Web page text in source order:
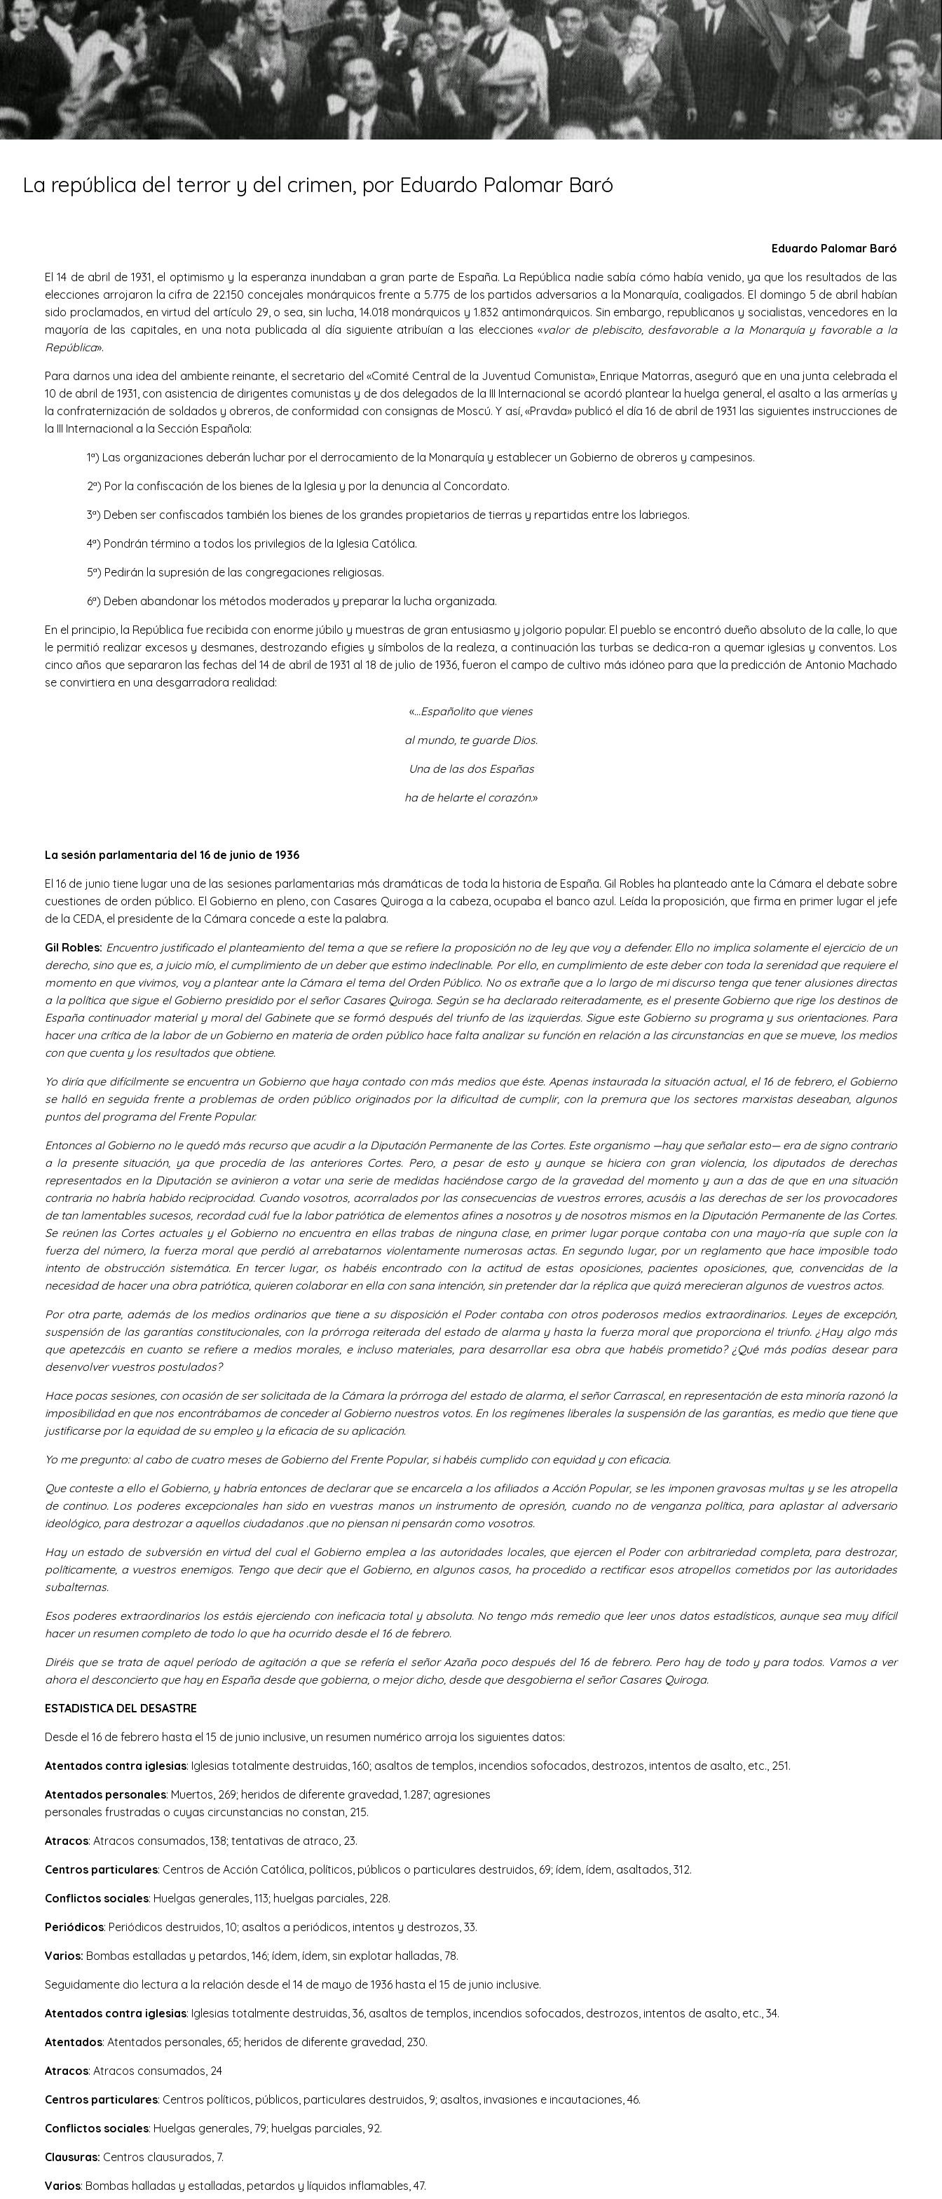
La república del terror y del crimen, por Eduardo Palomar Baró
Eduardo Palomar Baró
El 14 de abril de 1931, el optimismo y la esperanza inundaban a gran parte de España. La República nadie sabía cómo había venido, ya que los resultados de las
elecciones arrojaron la cifra de 22.150 concejales monárquicos frente a 5.775 de los partidos adversarios a la Monarquía, coaligados. El domingo 5 de abril habían
sido proclamados, en virtud del artículo 29, o sea, sin lucha, 14.018 monárquicos y 1.832 antimonárquicos. Sin embargo, republicanos y socialistas, vencedores en la
mayoría de las capitales, en una nota publicada al día siguiente atribuían a las elecciones «valor de plebiscito, desfavorable a la Monarquía y favorable a la
República».
Para darnos una idea del ambiente reinante, el secretario del «Comité Central de la Juventud Comunista», Enrique Matorras, aseguró que en una junta celebrada el
10 de abril de 1931, con asistencia de dirigentes comunistas y de dos delegados de la III Internacional se acordó plantear la huelga general, el asalto a las armerías y
la confraternización de soldados y obreros, de conformidad con consignas de Moscú. Y así, «Pravda» publicó el día 16 de abril de 1931 las siguientes instrucciones de
la III Internacional a la Sección Española:
1ª) Las organizaciones deberán luchar por el derrocamiento de la Monarquía y establecer un Gobierno de obreros y campesinos.
2ª) Por la confiscación de los bienes de la Iglesia y por la denuncia al Concordato.
3ª) Deben ser confiscados también los bienes de los grandes propietarios de tierras y repartidas entre los labriegos.
4ª) Pondrán término a todos los privilegios de la Iglesia Católica.
5ª) Pedirán la supresión de las congregaciones religiosas.
6ª) Deben abandonar los métodos moderados y preparar la lucha organizada.
En el principio, la República fue recibida con enorme júbilo y muestras de gran entusiasmo y jolgorio popular. El pueblo se encontró dueño absoluto de la calle, lo que
le permitió realizar excesos y desmanes, destrozando efigies y símbolos de la realeza, a continuación las turbas se dedica-ron a quemar iglesias y conventos. Los
cinco años que separaron las fechas del 14 de abril de 1931 al 18 de julio de 1936, fueron el campo de cultivo más idóneo para que la predicción de Antonio Machado
se convirtiera en una desgarradora realidad:
«…Españolito que vienes
al mundo, te guarde Dios.
Una de las dos Españas
ha de helarte el corazón.»
La sesión parlamentaria del 16 de junio de 1936
El 16 de junio tiene lugar una de las sesiones parlamentarias más dramáticas de toda la historia de España. Gil Robles ha planteado ante la Cámara el debate sobre
cuestiones de orden público. El Gobierno en pleno, con Casares Quiroga a la cabeza, ocupaba el banco azul. Leída la proposición, que firma en primer lugar el jefe
de la CEDA, el presidente de la Cámara concede a este la palabra.
Gil Robles: Encuentro justificado el planteamiento del tema a que se refiere la proposición no de ley que voy a defender. Ello no implica solamente el ejercicio de un
derecho, sino que es, a juicio mío, el cumplimiento de un deber que estimo indeclinable. Por ello, en cumplimiento de este deber con toda la serenidad que requiere el
momento en que vivimos, voy a plantear ante la Cámara el tema del Orden Público. No os extrañe que a lo largo de mi discurso tenga que tener alusiones directas
a la política que sigue el Gobierno presidido por el señor Casares Quiroga. Según se ha declarado reiteradamente, es el presente Gobierno que rige los destinos de
España continuador material y moral del Gabinete que se formó después del triunfo de las izquierdas. Sigue este Gobierno su programa y sus orientaciones. Para
hacer una crítica de la labor de un Gobierno en materia de orden público hace falta analizar su función en relación a las circunstancias en que se mueve, los medios
con que cuenta y los resultados que obtiene.
Yo diría que difícilmente se encuentra un Gobierno que haya contado con más medios que éste. Apenas instaurada la situación actual, el 16 de febrero, el Gobierno
se halló en seguida frente a problemas de orden público originados por la dificultad de cumplir, con la premura que los sectores marxistas deseaban, algunos
puntos del programa del Frente Popular.
Entonces al Gobierno no le quedó más recurso que acudir a la Diputación Permanente de las Cortes. Este organismo —hay que señalar esto— era de signo contrario
a la presente situación, ya que procedía de las anteriores Cortes. Pero, a pesar de esto y aunque se hiciera con gran violencia, los diputados de derechas
representados en la Diputación se avinieron a votar una serie de medidas haciéndose cargo de la gravedad del momento y aun a das de que en una situación
contraria no habría habido reciprocidad. Cuando vosotros, acorralados por las consecuencias de vuestros errores, acusáis a las derechas de ser los provocadores
de tan lamentables sucesos, recordad cuál fue la labor patriótica de elementos afines a nosotros y de nosotros mismos en la Diputación Permanente de las Cortes.
Se reúnen las Cortes actuales y el Gobierno no encuentra en ellas trabas de ninguna clase, en primer lugar porque contaba con una mayo-ría que suple con la
fuerza del número, la fuerza moral que perdió al arrebatarnos violentamente numerosas actas. En segundo lugar, por un reglamento que hace imposible todo
intento de obstrucción sistemática. En tercer lugar, os habéis encontrado con la actitud de estas oposiciones, pacientes oposiciones, que, convencidas de la
necesidad de hacer una obra patriótica, quieren colaborar en ella con sana intención, sin pretender dar la réplica que quizá merecieran algunos de vuestros actos.
Por otra parte, además de los medios ordinarios que tiene a su disposición el Poder contaba con otros poderosos medios extraordinarios. Leyes de excepción,
suspensión de las garantías constitucionales, con la prórroga reiterada del estado de alarma y hasta la fuerza moral que proporciona el triunfo. ¿Hay algo más
que apetezcáis en cuanto se refiere a medios morales, e incluso materiales, para desarrollar esa obra que habéis prometido? ¿Qué más podías desear para
desenvolver vuestros postulados?
Hace pocas sesiones, con ocasión de ser solicitada de la Cámara la prórroga del estado de alarma, el señor Carrascal, en representación de esta minoría razonó la
imposibilidad en que nos encontrábamos de conceder al Gobierno nuestros votos. En los regímenes liberales la suspensión de las garantías, es medio que tiene que
justificarse por la equidad de su empleo y la eficacia de su aplicación.
Yo me pregunto: al cabo de cuatro meses de Gobierno del Frente Popular, si habéis cumplido con equidad y con eficacia.
Que conteste a ello el Gobierno, y habría entonces de declarar que se encarcela a los afiliados a Acción Popular, se les imponen gravosas multas y se les atropella
de continuo. Los poderes excepcionales han sido en vuestras manos un instrumento de opresión, cuando no de venganza política, para aplastar al adversario
ideológico, para destrozar a aquellos ciudadanos .que no piensan ni pensarán como vosotros.
Hay un estado de subversión en virtud del cual el Gobierno emplea a las autoridades locales, que ejercen el Poder con arbitrariedad completa, para destrozar,
políticamente, a vuestros enemigos. Tengo que decir que el Gobierno, en algunos casos, ha procedido a rectificar esos atropellos cometidos por las autoridades
subalternas.
Esos poderes extraordinarios los estáis ejerciendo con ineficacia total y absoluta. No tengo más remedio que leer unos datos estadísticos, aunque sea muy difícil
hacer un resumen completo de todo lo que ha ocurrido desde el 16 de febrero.
Diréis que se trata de aquel período de agitación a que se refería el señor Azaña poco después del 16 de febrero. Pero hay de todo y para todos. Vamos a ver
ahora el desconcierto que hay en España desde que gobierna, o mejor dicho, desde que desgobierna el señor Casares Quiroga.
ESTADISTICA DEL DESASTRE
Desde el 16 de febrero hasta el 15 de junio inclusive, un resumen numérico arroja los siguientes datos:
Atentados contra iglesias: Iglesias totalmente destruidas, 160; asaltos de templos, incendios sofocados, destrozos, intentos de asalto, etc., 251.
Atentados personales: Muertos, 269; heridos de diferente gravedad, 1.287; agresiones
personales frustradas o cuyas circunstancias no constan, 215.
Atracos: Atracos consumados, 138; tentativas de atraco, 23.
Centros particulares: Centros de Acción Católica, políticos, públicos o particulares destruidos, 69; ídem, ídem, asaltados, 312.
Conflictos sociales: Huelgas generales, 113; huelgas parciales, 228.
Periódicos: Periódicos destruidos, 10; asaltos a periódicos, intentos y destrozos, 33.
Varios: Bombas estalladas y petardos, 146; ídem, ídem, sin explotar halladas, 78.
Seguidamente dio lectura a la relación desde el 14 de mayo de 1936 hasta el 15 de junio inclusive.
Atentados contra iglesias: Iglesias totalmente destruidas, 36, asaltos de templos, incendios sofocados, destrozos, intentos de asalto, etc., 34.
Atentados: Atentados personales, 65; heridos de diferente gravedad, 230.
Atracos: Atracos consumados, 24
Centros particulares: Centros políticos, públicos, particulares destruidos, 9; asaltos, invasiones e incautaciones, 46.
Conflictos sociales: Huelgas generales, 79; huelgas parciales, 92.
Clausuras: Centros clausurados, 7.
Varios: Bombas halladas y estalladas, petardos y líquidos inflamables, 47.